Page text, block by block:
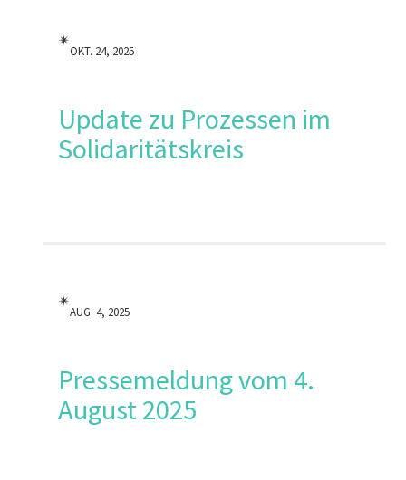
✴︎
OKT. 24, 2025
Update zu Prozessen im
Solidaritätskreis
✴︎
AUG. 4, 2025
Pressemeldung vom 4.
August 2025